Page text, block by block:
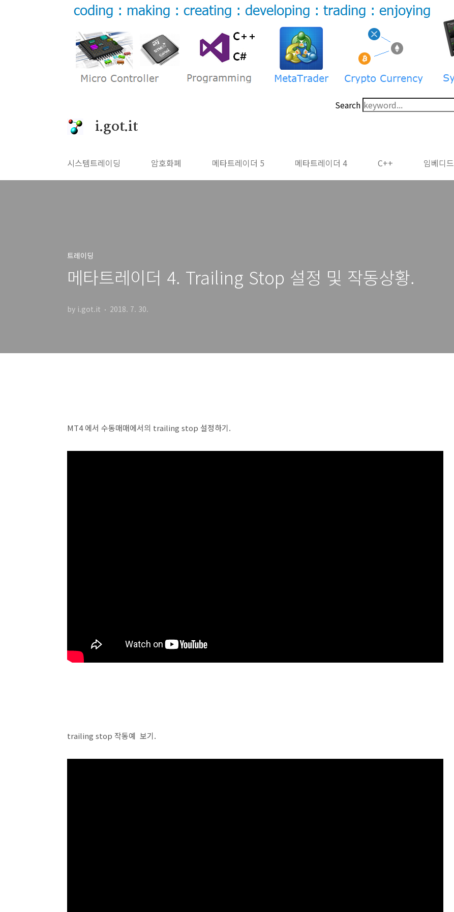
Search
i.got.it
시스템트레이딩 암호화폐 메타트레이더 5 메타트레이더 4 C++ 임베디드
트레이딩
메타트레이더 4. Trailing Stop 설정 및 작동상황.
by i.got.it 2018. 7. 30.
MT4 에서 수동매매에서의 trailing stop 설정하기.
trailing stop 작동예 보기.